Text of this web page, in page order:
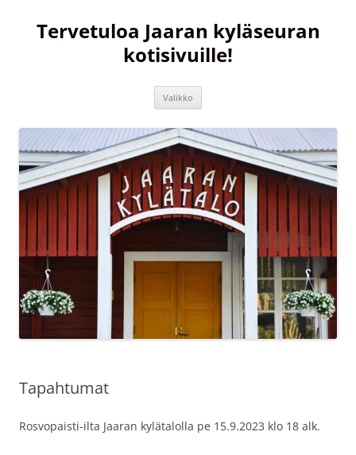
Tervetuloa Jaaran kyläseuran
kotisivuille!
Valikko
Tapahtumat
Rosvopaisti-ilta Jaaran kylätalolla pe 15.9.2023 klo 18 alk.